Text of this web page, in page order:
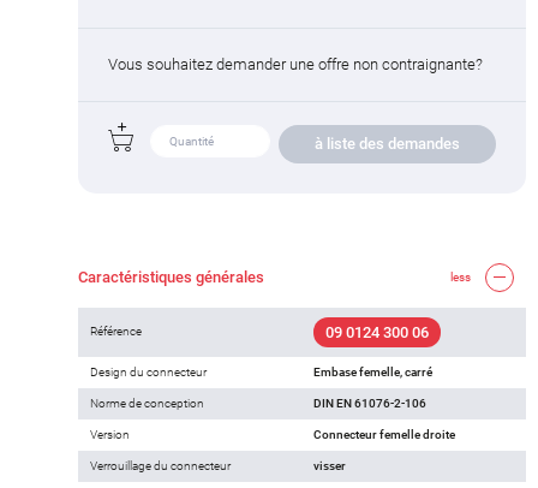
Vous souhaitez demander une offre non contraignante?
à liste des demandes
Caractéristiques générales less
Référence 09 0124 300 06
Design du connecteur Embase femelle, carré
Norme de conception DIN EN 61076-2-106
Version Connecteur femelle droite
Verrouillage du connecteur visser